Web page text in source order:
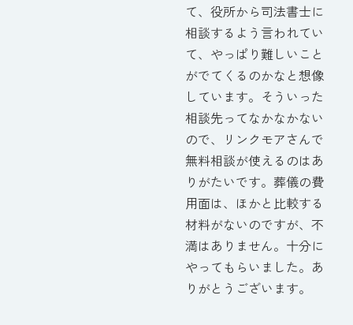
て、役所から司法書士に
相談するよう言われてい
て、やっぱり難しいこと
がでてくるのかなと想像
しています。そういった
相談先ってなかなかない
ので、リンクモアさんで
無料相談が使えるのはあ
りがたいです。葬儀の費
用面は、ほかと比較する
材料がないのですが、不
満はありません。十分に
やってもらいました。あ
りがとうございます。